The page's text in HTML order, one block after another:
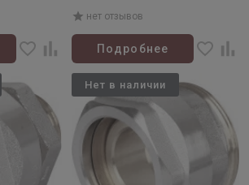
нет отзывов
Подробнее
Нет в наличии